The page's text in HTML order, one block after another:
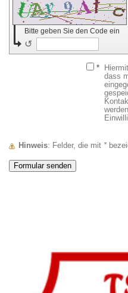
Bitte geben Sie den Code ein
↺
*
dass
Hinweis : Felder, die mit *